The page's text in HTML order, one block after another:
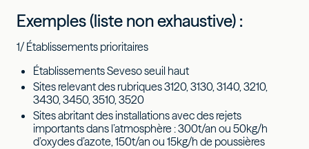
Exemples (liste non exhaustive) :
1/ Établissements prioritaires
Établissements Seveso seuil haut
Sites relevant des rubriques 3120, 3130, 3140, 3210,
3430, 3450, 3510, 3520
Sites abritant des installations avec des rejets
importants dans l’atmosphère : 300t/an ou 50kg/h
d’oxydes d’azote, 150t/an ou 15kg/h de poussières